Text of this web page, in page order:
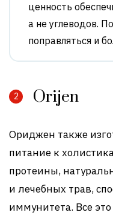
ценность
а не углеводов.
поправляться и
Orijen
Ориджен также
питание к
протеины,
и лечебных трав,
иммунитета. Все это